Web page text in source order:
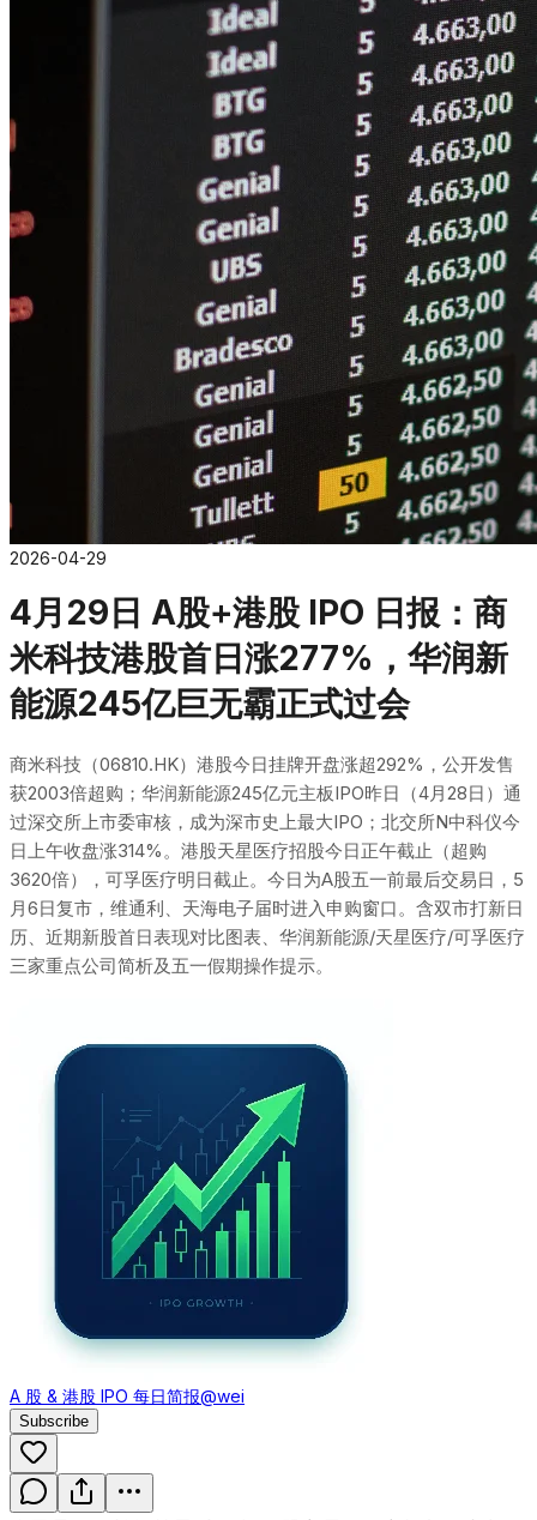
2026-04-29
4月29日 A股+港股 IPO 日报：商
米科技港股首日涨277%，华润新
能源245亿巨无霸正式过会
商米科技（06810.HK）港股今日挂牌开盘涨超292%，公开发售
获2003倍超购；华润新能源245亿元主板IPO昨日（4月28日）通
过深交所上市委审核，成为深市史上最大IPO；北交所N中科仪今
日上午收盘涨314%。港股天星医疗招股今日正午截止（超购
3620倍），可孚医疗明日截止。今日为A股五一前最后交易日，5
月6日复市，维通利、天海电子届时进入申购窗口。含双市打新日
历、近期新股首日表现对比图表、华润新能源/天星医疗/可孚医疗
三家重点公司简析及五一假期操作提示。
A 股 & 港股 IPO 每日简报@wei
Subscribe